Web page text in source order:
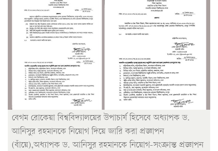
বেগম রোকেয়া বিশ্ববিদ্যালয়ের উপাচার্য হিসেবে অধ্যাপক ড.
আনিসুর রহমানকে নিয়োগ দিয়ে জারি করা প্রজ্ঞাপন
(বাঁয়ে),অধ্যাপক ড. আনিসুর রহমানকে নিয়োগ-সংক্রান্ত প্রজ্ঞাপন